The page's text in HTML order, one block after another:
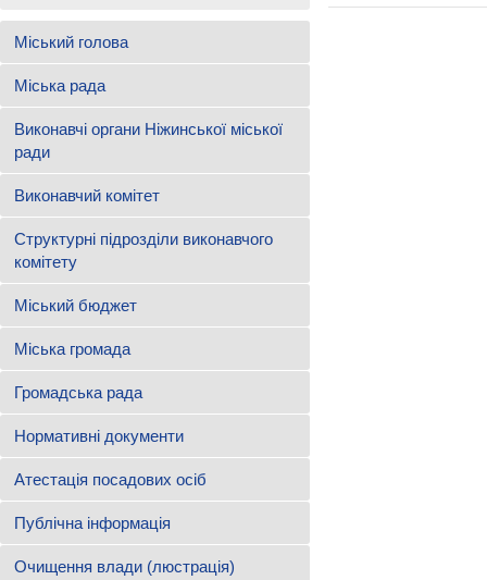
Міський голова
Міська рада
Виконавчі органи Ніжинської міської
ради
Виконавчий комітет
Структурні підрозділи виконавчого
комітету
Міський бюджет
Міська громада
Громадська рада
Нормативні документи
Атестація посадових осіб
Публічна інформація
Очищення влади (люстрація)